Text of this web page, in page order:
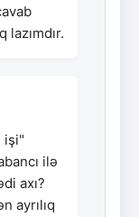
işi"
ilə
axı?
ayrılıq